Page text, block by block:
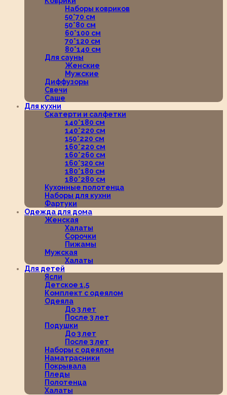
Наборы ковриков
50*70 см
50*80 см
60*100 см
70*120 см
80*140 см
Для сауны
Женские
Мужские
Диффузоры
Свечи
Саше
Для кухни
Скатерти и салфетки
140*180 см
140*220 см
150*220 см
160*220 см
160*260 см
160*320 см
180*180 см
180*280 см
Кухонные полотенца
Наборы для кухни
Фартуки
Одежда для дома
Женская
Халаты
Сорочки
Пижамы
Мужская
Халаты
Для детей
Ясли
Детское 1,5
Комплект с одеялом
Одеяла
До 3 лет
После 3 лет
Подушки
До 3 лет
После 3 лет
Наборы с одеялом
Наматрасники
Покрывала
Пледы
Полотенца
Халаты